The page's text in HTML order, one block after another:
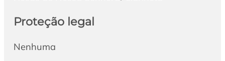
Proteção legal
Nenhuma